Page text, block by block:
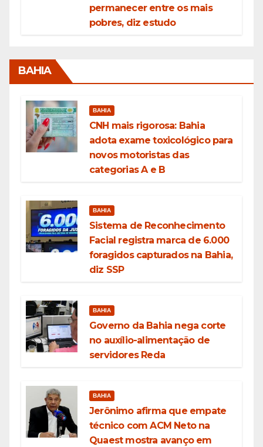
permanecer entre os mais
pobres, diz estudo
BAHIA
BAHIA
CNH mais rigorosa: Bahia
adota exame toxicológico para
novos motoristas das
categorias A e B
BAHIA
Sistema de Reconhecimento
Facial registra marca de 6.000
foragidos capturados na Bahia,
diz SSP
BAHIA
Governo da Bahia nega corte
no auxílio-alimentação de
servidores Reda
BAHIA
Jerônimo afirma que empate
técnico com ACM Neto na
Quaest mostra avanço em